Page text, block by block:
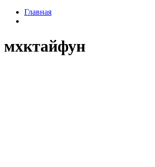
Главная
мхктайфун